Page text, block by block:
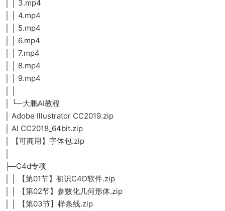
│ │ 3.mp4
│ │ 4.mp4
│ │ 5.mp4
│ │ 6.mp4
│ │ 7.mp4
│ │ 8.mp4
│ │ 9.mp4
│ └─大鹏AI教程
│ Adobe Illustrator CC2019.zip
│ AI CC2018_64bit.zip
│ 【可商用】字体包.zip
├─C4d专项
│ │ 【第01节】初识C4D软件.zip
│ │ 【第02节】参数化几何形体.zip
│ │ 【第03节】样条线.zip